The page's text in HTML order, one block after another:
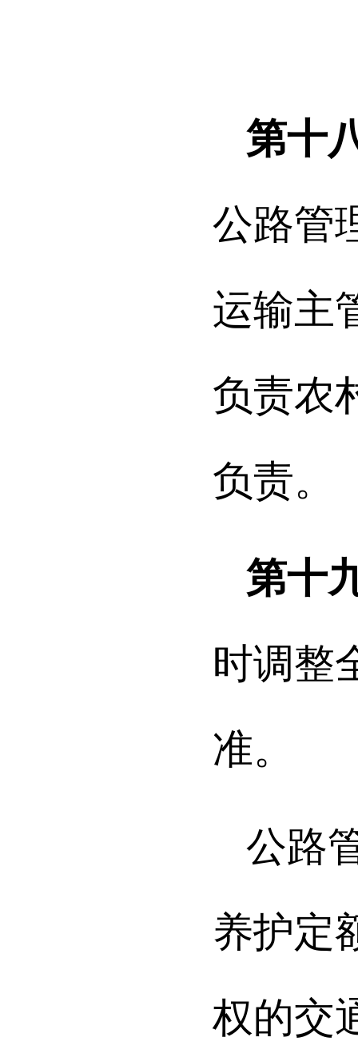
第十
公路管
运输主
负责农
负责。
第十
时调整
准。
公路
养护定
权的交